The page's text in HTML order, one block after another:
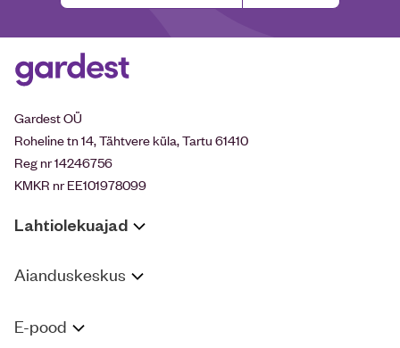
Gardest OÜ
Roheline tn 14, Tähtvere küla, Tartu 61410
Reg nr 14246756
KMKR nr EE101978099
Lahtiolekuajad
Aianduskeskus
E-pood